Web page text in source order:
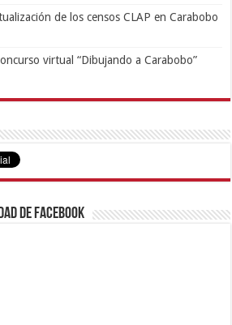
de los censos CLAP en Carabobo
virtual “Dibujando a Carabobo”
de Facebook